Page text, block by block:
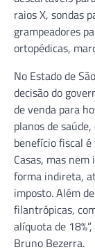
raios X, sondas
grampeadores
ortopédicas,
No Estado de
decisão do
de venda para
planos de
benefício fiscal
Casas, mas
forma indireta,
imposto. Além
filantrópicas,
alíquota de
Bruno Bezerra.